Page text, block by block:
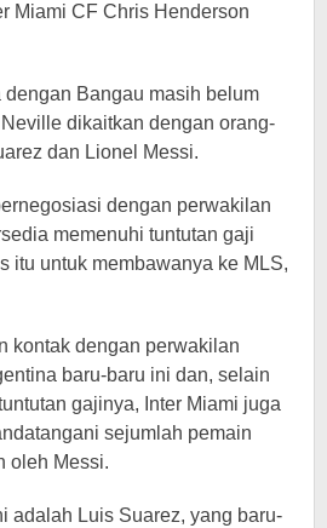
Miami CF Chris Henderson
dengan Bangau masih belum
dikaitkan dengan orang-
dan Lionel Messi.
dengan perwakilan
memenuhi tuntutan gaji
itu untuk membawanya ke MLS,
kontak dengan perwakilan
baru-baru ini dan, selain
gajinya, Inter Miami juga
sejumlah pemain
oleh Messi.
adalah Luis Suarez, yang baru-